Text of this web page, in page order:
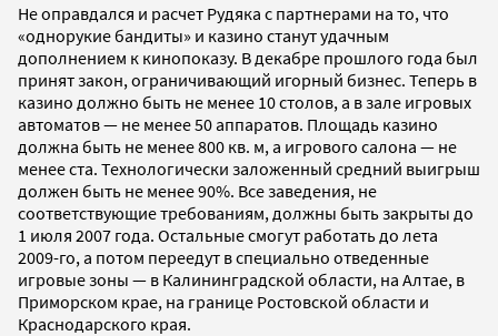
Не оправдался и расчет Рудяка с партнерами на то, что
«однорукие бандиты» и казино станут удачным
дополнением к кинопоказу. В декабре прошлого года был
принят закон, ограничивающий игорный бизнес. Теперь в
казино должно быть не менее 10 столов, а в зале игровых
автоматов — не менее 50 аппаратов. Площадь казино
должна быть не менее 800 кв. м, а игрового салона — не
менее ста. Технологически заложенный средний выигрыш
должен быть не менее 90%. Все заведения, не
соответствующие требованиям, должны быть закрыты до
1 июля 2007 года. Остальные смогут работать до лета
2009-го, а потом переедут в специально отведенные
игровые зоны — в Калининградской области, на Алтае, в
Приморском крае, на границе Ростовской области и
Краснодарского края.